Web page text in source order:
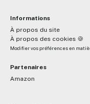
Informations
À propos du site
À propos des cookies 🍪
Modifier vos préférences en
Partenaires
Amazon